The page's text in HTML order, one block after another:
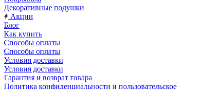
Декоративные подушки
Акции
Блог
Как купить
Способы оплаты
Способы оплаты
Условия доставки
Условия доставки
Гарантия и возврат товара
Политика конфиденциальности и пользовательское